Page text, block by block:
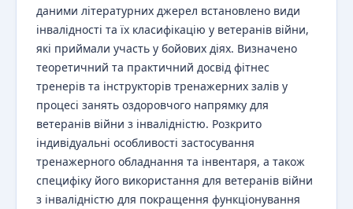
даними літературних джерел встановлено види
інвалідності та їх класифікацію у ветеранів війни,
які приймали участь у бойових діях. Визначено
теоретичний та практичний досвід фітнес
тренерів та інструкторів тренажерних залів у
процесі занять оздоровчого напрямку для
ветеранів війни з інвалідністю. Розкрито
індивідуальні особливості застосування
тренажерного обладнання та інвентаря, а також
специфіку його використання для ветеранів війни
з інвалідністю для покращення функціонування